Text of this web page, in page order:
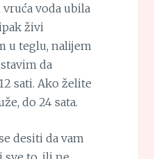
voda ubila
živi
u teglu, nalijem
da
sati. Ako želite
do 24 sata.
desiti da vam